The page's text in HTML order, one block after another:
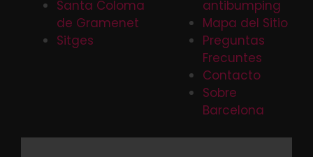
Santa Coloma
de Gramenet
Sitges
antibumping
Mapa del Sitio
Preguntas
Frecuntes
Contacto
Sobre
Barcelona